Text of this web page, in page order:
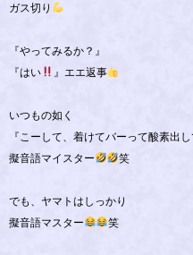
ガス切り
『やってみるか？』
『はい
』エエ返事
いつもの如く
『こーして、着けてバーって酸素出
擬音語マイスター
笑
でも、ヤマトはしっかり
擬音語マスター
笑